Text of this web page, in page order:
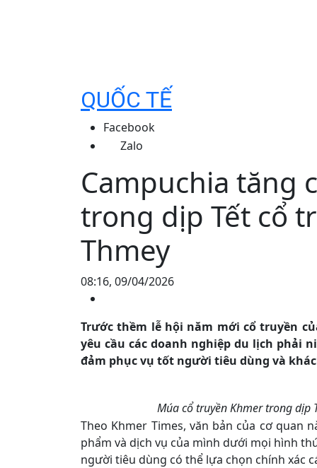
QUỐC TẾ
Facebook
Zalo
Campuchia tăng
trong dịp Tết cổ
Thmey
08:16, 09/04/2026
Trước thềm lễ hội năm mới cổ truyền
yêu cầu các doanh nghiệp du lịch phải
đảm phục vụ tốt người tiêu dùng và
Múa cổ truyền Khmer trong dịp
Theo Khmer Times, văn bản của cơ quan
phẩm và dịch vụ của mình dưới mọi hình
người tiêu dùng có thể lựa chọn chính xác